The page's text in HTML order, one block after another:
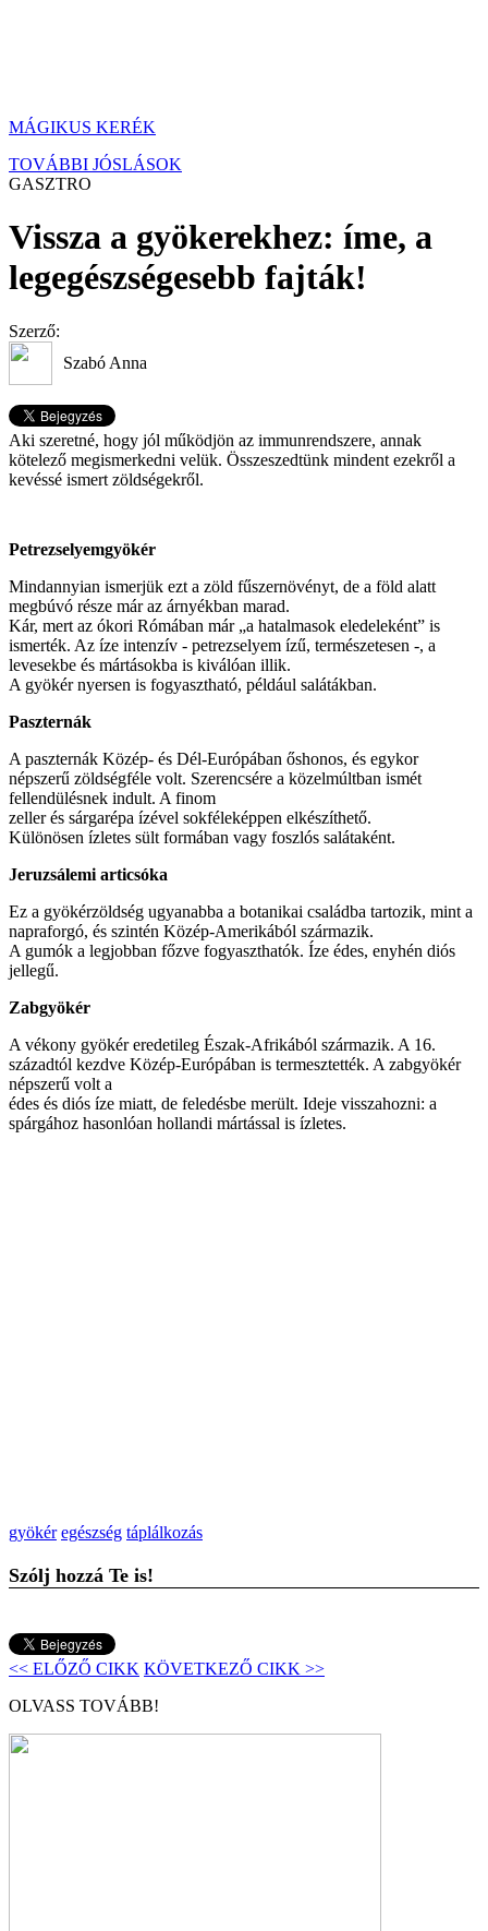
MÁGIKUS KERÉK
TOVÁBBI JÓSLÁSOK
GASZTRO
Vissza a gyökerekhez: íme, a
legegészségesebb fajták!
Szerző:
Szabó Anna
Aki szeretné, hogy jól működjön az immunrendszere, annak
kötelező megismerkedni velük. Összeszedtünk mindent ezekről a
kevéssé ismert zöldségekről.
Petrezselyemgyökér
Mindannyian ismerjük ezt a zöld fűszernövényt, de a föld alatt
megbúvó része már az árnyékban marad.
Kár, mert az ókori Rómában már „a hatalmasok eledeleként” is
ismerték. Az íze intenzív - petrezselyem ízű, természetesen -, a
levesekbe és mártásokba is kiválóan illik.
A gyökér nyersen is fogyasztható, például salátákban.
Paszternák
A paszternák Közép- és Dél-Európában őshonos, és egykor
népszerű zöldségféle volt. Szerencsére a közelmúltban ismét
fellendülésnek indult. A finom
zeller és sárgarépa ízével sokféleképpen elkészíthető.
Különösen ízletes sült formában vagy foszlós salátaként.
Jeruzsálemi articsóka
Ez a gyökérzöldség ugyanabba a botanikai családba tartozik, mint a
napraforgó, és szintén Közép-Amerikából származik.
A gumók a legjobban főzve fogyaszthatók. Íze édes, enyhén diós
jellegű.
Zabgyökér
A vékony gyökér eredetileg Észak-Afrikából származik. A 16.
századtól kezdve Közép-Európában is termesztették. A zabgyökér
népszerű volt a
édes és diós íze miatt, de feledésbe merült. Ideje visszahozni: a
spárgához hasonlóan hollandi mártással is ízletes.
gyökér egészség táplálkozás
Szólj hozzá Te is!
<< ELŐZŐ CIKK KÖVETKEZŐ CIKK >>
OLVASS TOVÁBB!